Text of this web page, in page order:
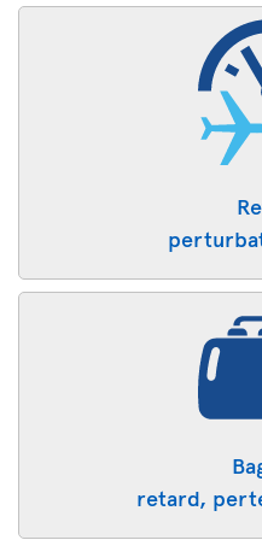
retard,